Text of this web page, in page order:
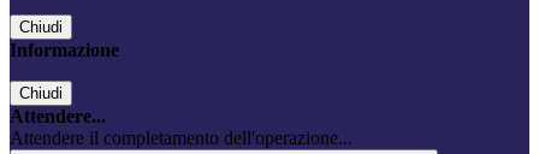
Chiudi
Informazione
Chiudi
Attendere...
Attendere il completamento dell'operazione...